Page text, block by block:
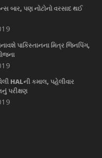
બાર, પણ નોટોનો વરસાદ થઈ
પાકિસ્તાનના મિત્ર જિનપિંગ,
HALની કમાલ, પહેલીવાર
પરીક્ષણ